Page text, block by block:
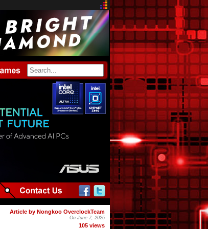
Article by Nongkoo OverclockTeam
On June 7, 2026
105 views